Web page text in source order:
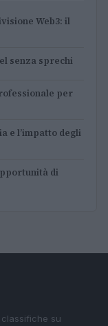
Web3: il
senza sprechi
per
e l’impatto degli
di
su